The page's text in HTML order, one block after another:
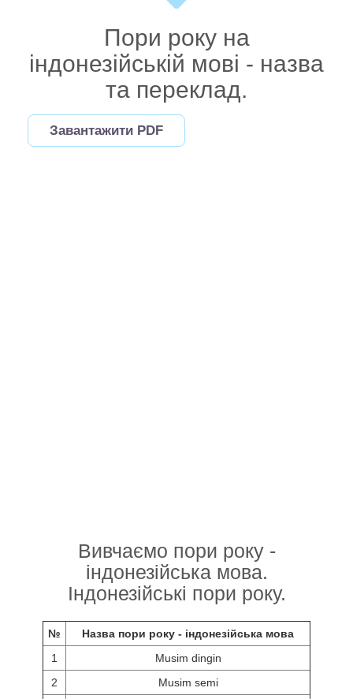
Пори року на
індонезійській мові - назва
та переклад.
Завантажити PDF
Вивчаємо пори року -
індонезійська мова.
Індонезійські пори року.
№
Назва пори року - індонезійська мова
1
Musim dingin
2
Musim semi